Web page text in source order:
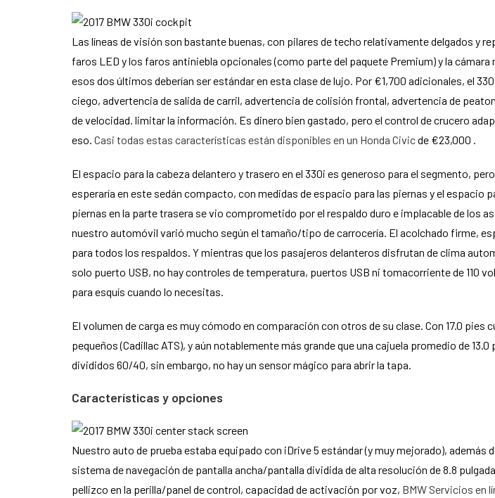
Las líneas de visión son bastante buenas, con pilares de techo relativamente delgados y
faros LED y los faros antiniebla opcionales (como parte del paquete Premium) y la
esos dos últimos deberían ser estándar en esta clase de lujo. Por €1,700 adicionales, el
ciego, advertencia de salida de carril, advertencia de colisión frontal, advertencia de
de velocidad. limitar la información. Es dinero bien gastado, pero el control de crucero
eso. Casi todas estas características están disponibles en un Honda Civicde €23,000 .
El espacio para la cabeza delantero y trasero en el 330i es generoso para el segmento,
esperaría en este sedán compacto, con medidas de espacio para las piernas y el espacio
piernas en la parte trasera se vio comprometido por el respaldo duro e implacable de
nuestro automóvil varió mucho según el tamaño/tipo de carrocería. El acolchado firme,
para todos los respaldos. Y mientras que los pasajeros delanteros disfrutan de clima
solo puerto USB, no hay controles de temperatura, puertos USB ni tomacorriente de
para esquís cuando lo necesitas.
El volumen de carga es muy cómodo en comparación con otros de su clase. Con 17.0
pequeños (Cadillac ATS), y aún notablemente más grande que una cajuela promedio de
divididos 60/40, sin embargo, no hay un sensor mágico para abrir la tapa.
Características y opciones
Nuestro auto de prueba estaba equipado con iDrive 5 estándar (y muy mejorado),
sistema de navegación de pantalla ancha/pantalla dividida de alta resolución de 8.8
pellizco en la perilla/panel de control, capacidad de activación por voz, BMW Servicios en